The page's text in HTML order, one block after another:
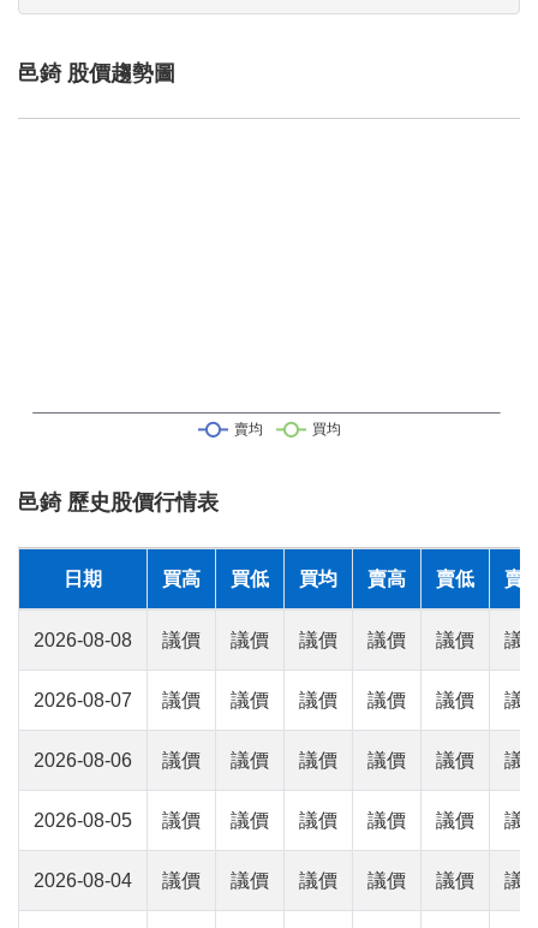
邑錡 股價趨勢圖
邑錡 歷史股價行情表
日期 買高 買低 買均 賣高 賣低 賣
2026-08-08 議價 議價 議價 議價 議價 議
2026-08-07 議價 議價 議價 議價 議價 議
2026-08-06 議價 議價 議價 議價 議價 議
2026-08-05 議價 議價 議價 議價 議價 議
2026-08-04 議價 議價 議價 議價 議價 議